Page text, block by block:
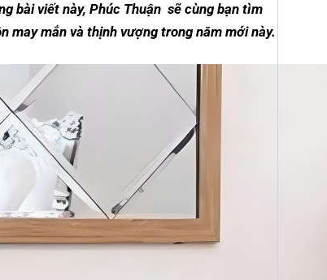
bài viết này, Phúc Thuận sẽ cùng bạn tìm
may mắn và thịnh vượng trong năm mới này.